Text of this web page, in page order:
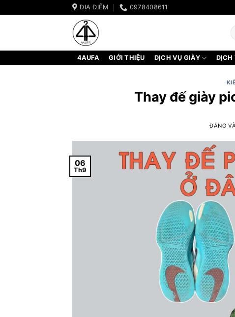
qua
ĐỊA ĐIỂM 0978408611
4AUFA GIỚI THIỆU DỊCH VỤ GIÀY DỊCH
Thay đế giày
ĐĂNG
06
Th9